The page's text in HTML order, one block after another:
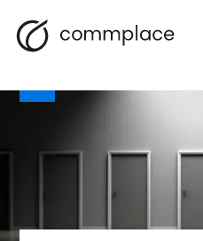
Zum
Inhalt
Navigation
BLOGGEN